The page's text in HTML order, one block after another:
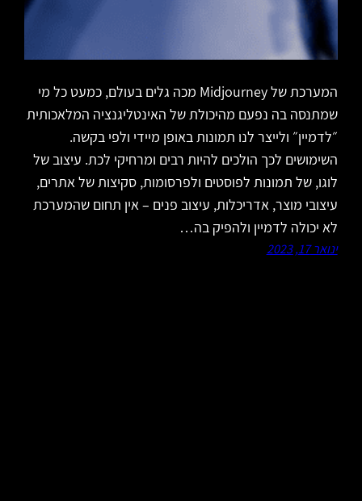
המערכת של Midjourney מכה גלים בעולם, כמעט כל מי
שמתנסה בה נפעם מהיכולת של האינטליגנציה המלאכותית
״לדמיין״ ולייצר לנו תמונות באופן מיידי ולפי בקשה.
השימושים לכך הולכים להיות רבים ומרחיקי לכת. עיצוב של
לוגו, של תמונות לפוסטים ולפרסומות, סקיצות של אתרים,
עיצובי מוצר, אדריכלות, עיצוב פנים – אין תחום שהמערכת
לא יכולה לדמיין ולהפיק בה…
ינואר 17, 2023